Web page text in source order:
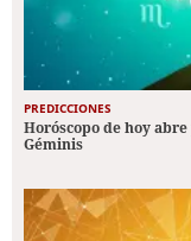
PREDICCIONES
Horóscopo de hoy
Géminis